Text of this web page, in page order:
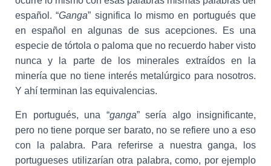
español. “Ganga” significa lo mismo en portugués que
en español en algunas de sus acepciones. Es una
especie de tórtola o paloma que no recuerdo haber visto
nunca y la parte de los minerales extraídos en la
minería que no tiene interés metalúrgico para nosotros.
Y ahí terminan las equivalencias.
En portugués, una “ganga” sería algo insignificante,
pero no tiene porque ser barato, no se refiere uno a eso
con la palabra. Para referirse a nuestra ganga, los
portugueses utilizarían otra palabra, como, por ejemplo